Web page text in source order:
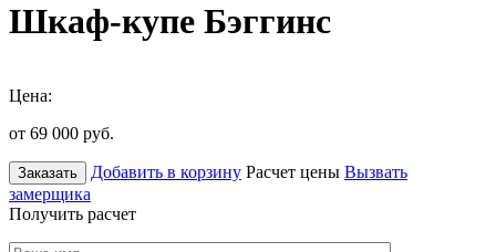
Шкаф-купе Бэггинс
Цена:
от 69 000 руб.
Заказать Добавить в корзину Расчет цены Вызвать
замерщика
Получить расчет